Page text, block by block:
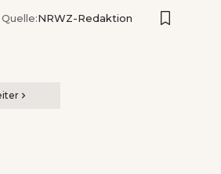
NRWZ-Redaktion